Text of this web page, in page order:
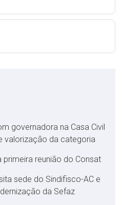
governadora na Casa Civil
valorização da categoria
reunião do Consat
sede do Sindifisco-AC e
da Sefaz